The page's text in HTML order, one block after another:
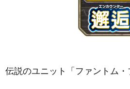
伝説のユニット「ファントム